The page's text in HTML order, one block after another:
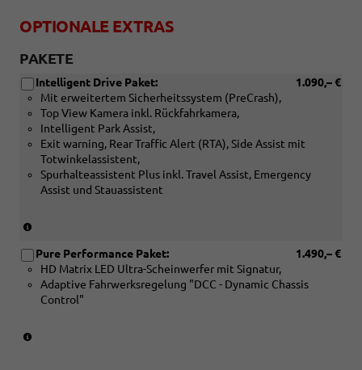
OPTIONALE EXTRAS
PAKETE
1.090,– €
Intelligent Drive Paket:
Mit erweitertem Sicherheitssystem (PreCrash),
Top View Kamera inkl. Rückfahrkamera,
Intelligent Park Assist,
Exit warning, Rear Traffic Alert (RTA), Side Assist mit
Totwinkelassistent,
Spurhalteassistent Plus inkl. Travel Assist, Emergency
Assist und Stauassistent
Verbindung
mit:
[WB1]
Edge
1.490,– €
Pure Performance Paket:
HD Matrix LED Ultra-Scheinwerfer mit Signatur,
Adaptive Fahrwerksregelung "DCC - Dynamic Chassis
Control"